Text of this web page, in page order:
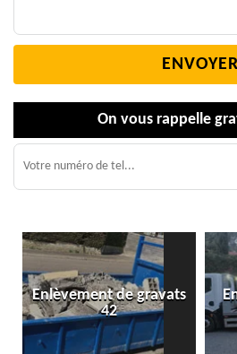
On vous rappelle
Enlèvement de gravats
42